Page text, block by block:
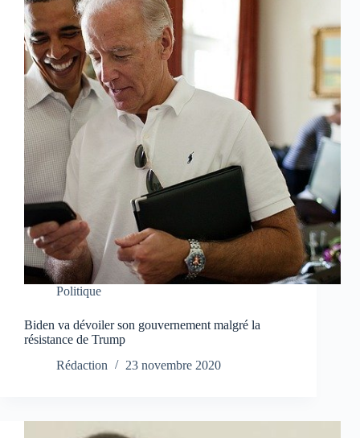
Politique
Biden va dévoiler son gouvernement malgré la
résistance de Trump
Rédaction
23 novembre 2020